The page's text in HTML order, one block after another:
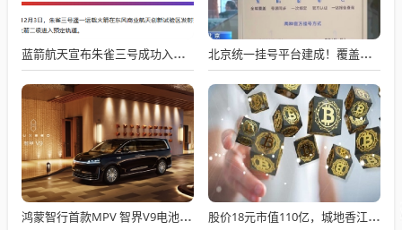
蓝箭航天宣布朱雀三号成功入轨，技术突破五大项，深入排查回收失败原因 北京统一挂号平台建成！覆盖近300家二三甲医院号源
鸿蒙智行首款MPV 智界V9电池信息曝光：WLTC最远续航223km 股价18元市值110亿，城地香江却被查出连续7季财报失真